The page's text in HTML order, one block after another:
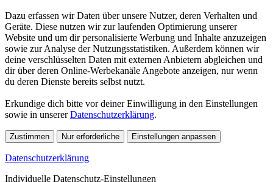
Dazu erfassen wir Daten über unsere Nutzer, deren Verhalten und
Geräte. Diese nutzen wir zur laufenden Optimierung unserer
Website und um dir personalisierte Werbung und Inhalte anzuzeigen
sowie zur Analyse der Nutzungsstatistiken. Außerdem können wir
deine verschlüsselten Daten mit externen Anbietern abgleichen und
dir über deren Online-Werbekanäle Angebote anzeigen, nur wenn
du deren Dienste bereits selbst nutzt.
Erkundige dich bitte vor deiner Einwilligung in den Einstellungen
sowie in unsererDatenschutzerklärung.
Zustimmen Nur erforderliche Einstellungen anpassen
Datenschutzerklärung
Individuelle Datenschutz-Einstellungen